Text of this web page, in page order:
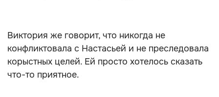
Виктория же говорит, что никогда не
конфликтовала с Настасьей и не преследовала
корыстных целей. Ей просто хотелось сказать
что-то приятное.